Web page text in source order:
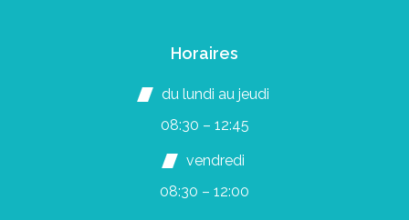
Horaires
du lundi au jeudi
08:30 – 12:45
vendredi
08:30 – 12:00